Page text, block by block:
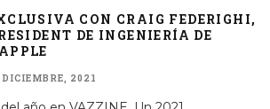
CON CRAIG FEDERIGHI,
DE INGENIERÍA DE
DICIEMBRE, 2021